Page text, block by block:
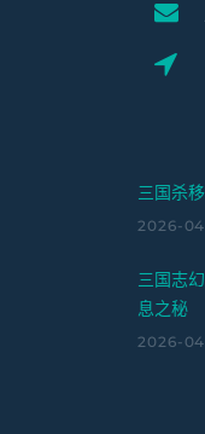
三国杀
2026-
三国志
息之秘
2026-